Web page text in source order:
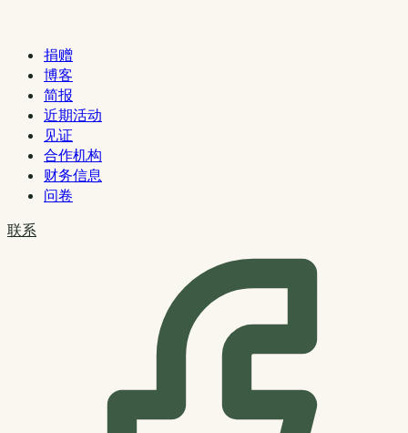
捐赠
博客
简报
近期活动
见证
合作机构
财务信息
问卷
联系